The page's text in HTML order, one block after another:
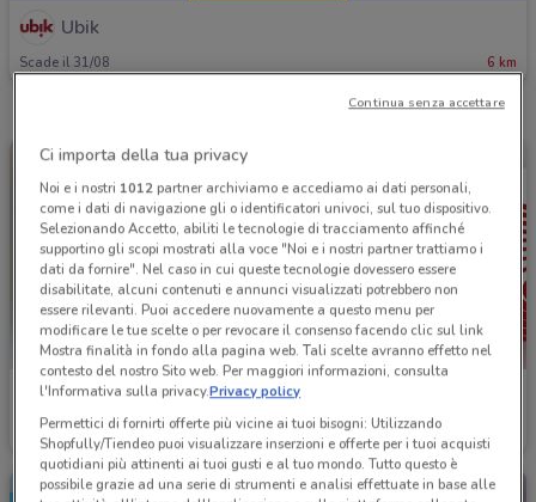
Ubik
Scade il 31/08 6 km
Ubik
Scade il 24/08 6 km Scade il 01/09 6 km
Ci importa della tua privacy
Noi e i nostri 1012partner archiviamo e accediamo ai dati personali,
come i dati di navigazione gli o identificatori univoci, sul tuo dispositivo.
Selezionando Accetto, abiliti le tecnologie di tracciamento affinché
supportino gli scopi mostrati alla voce "Noi e i nostri partner trattiamo i
dati da fornire". Nel caso in cui queste tecnologie dovessero essere
disabilitate, alcuni contenuti e annunci visualizzati potrebbero non
essere rilevanti. Puoi accedere nuovamente a questo menu per
modificare le tue scelte o per revocare il consenso facendo clic sul link
Mostra finalità in fondo alla pagina web. Tali scelte avranno effetto nel
contesto del nostro Sito web. Per maggiori informazioni, consulta
l'Informativa sulla privacy.Privacy policy
Permettici di fornirti offerte più vicine ai tuoi bisogni: Utilizzando
Shopfully/Tiendeo puoi visualizzare inserzioni e offerte per i tuoi acquisti
quotidiani più attinenti ai tuoi gusti e al tuo mondo. Tutto questo è
possibile grazie ad una serie di strumenti e analisi effettuate in base alle
Continua senza accettare